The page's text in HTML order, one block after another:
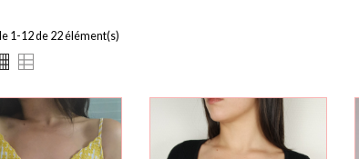
1-12 de 22 élément(s)